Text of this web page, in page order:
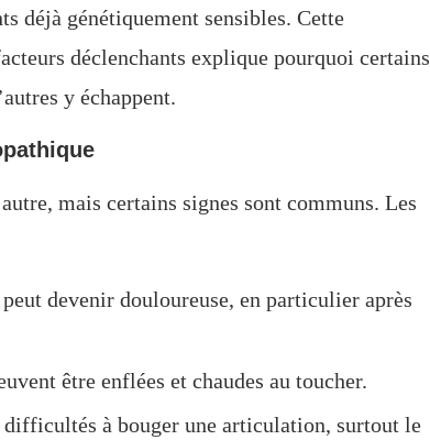
déjà génétiquement sensibles. Cette
déclenchants explique pourquoi certains
y échappent.
mais certains signes sont communs. Les
devenir douloureuse, en particulier après
être enflées et chaudes au toucher.
à bouger une articulation, surtout le